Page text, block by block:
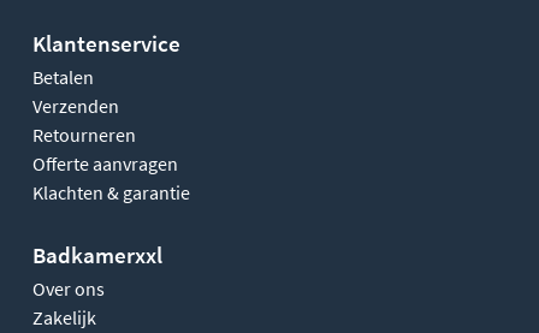
Klantenservice
Betalen
Verzenden
Retourneren
Offerte aanvragen
Klachten & garantie
Badkamerxxl
Over ons
Zakelijk